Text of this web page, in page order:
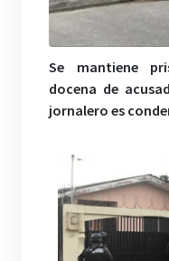
Se mantiene
docena de
jornalero es